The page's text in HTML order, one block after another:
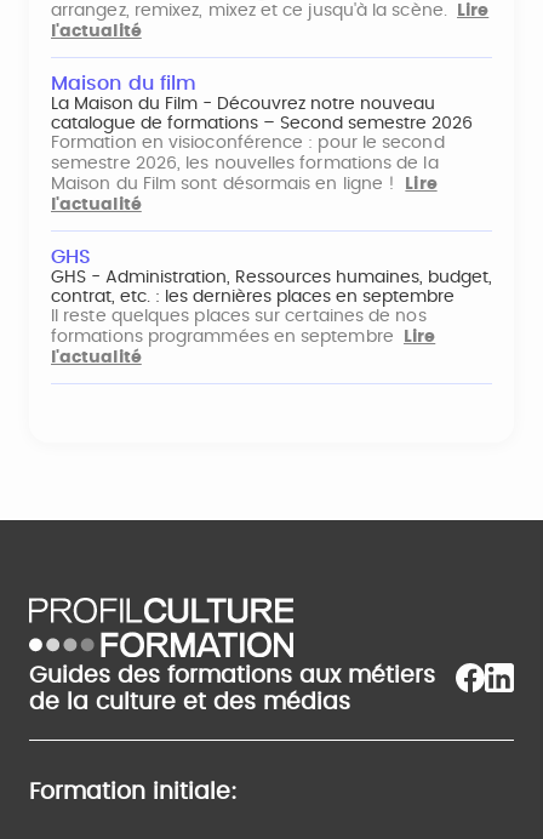
arrangez, remixez, mixez et ce jusqu'à la scène.
Lire
l'actualité
Maison du film
La Maison du Film - Découvrez notre nouveau
catalogue de formations – Second semestre 2026
Formation en visioconférence : pour le second
semestre 2026, les nouvelles formations de la
Maison du Film sont désormais en ligne !
Lire
l'actualité
GHS
GHS - Administration, Ressources humaines, budget,
contrat, etc. : les dernières places en septembre
Il reste quelques places sur certaines de nos
formations programmées en septembre
Lire
l'actualité
Guides des formations aux métiers
de la culture et des médias
Formation initiale: